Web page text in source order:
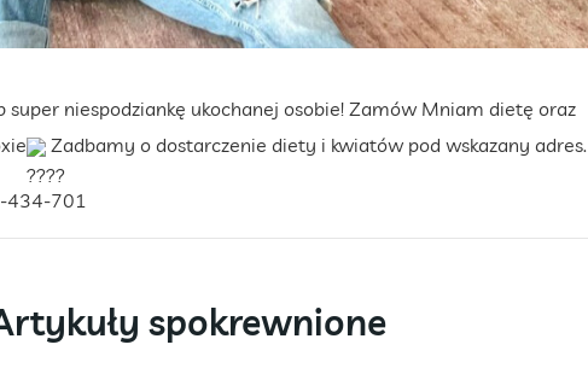
super niespodziankę ukochanej osobie! Zamów Mniam dietę oraz
Zadbamy o dostarczenie diety i kwiatów pod wskazany adres.
434-701
spokrewnione